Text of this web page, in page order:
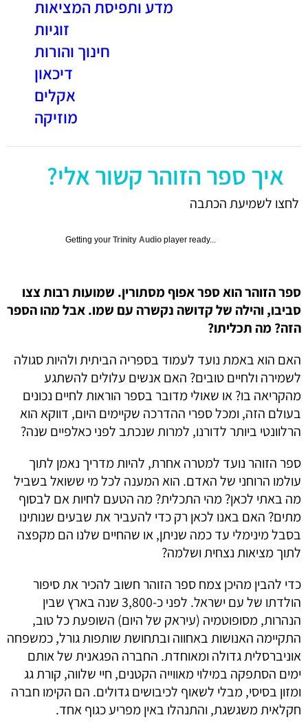
מדע ותפיסת המציאות
זוגיות
חינוך והורות
דיכאון
אקלים
מוזיקה
איך ספר הזוהר קשור אלי?
לחצו לשמיעת הכתבה
Getting your Trinity Audio player ready...
ספר הזוהר הוא ספר אפוף מסתורין. שמועות רבות צצו
סביבו, והילה של קדושה נקשרה עם שמו. אבל מהו הספר
הזה? מה תכליתו?
האם הוא באמת נועד לעמוד בספריה הביתית ולהיות סגולה
לשמירה ולחיים טובים? האם אנשים עלולים להשתגע
מהקריאה בו? או שאולי מדובר בספר הוראות לחיים נכונים
בעולם הזה, ומכל ספרי ההדרכה שקיימים היום, דווקא הוא
הרלוונטי ביותר לדורנו, למרות שנכתב לפני כאלפיים שנה?
ספר הזוהר נועד למטרה אחרת, להיות מדריך נאמן לתוך
עולמו הרוחני של האדם. הוא המענה לכל מי ששואל בשביל
מה באתי לכאן? מהי התכלית? מה הטעם לחיות אם לבסוף
מתים? האם באנו לכאן רק כדי להעביר את שבעים שנותינו
בסבל מינימלי עד כמה שניתן, או שהחיים שלנו הם מקפצה
לתוך מציאות נצחית ושלמה?
כדי להבין מהיכן צמח ספר הזוהר חשוב להכיר את סיפור
הולדתו של עם ישראל. לפני כ-3,800 שנה בארץ שבין
הנהרות, מסופוטמיה (עיראק של היום) השופעת כל טוב,
התקיימה האנושות באחווה ובתחושת שותפות גורל, כמשפחה
אוניברסלית גדולה ומאוחדת. החברה הפגאנית של אותם
ימים הסתפקה במילוי מאווייה הקטנים, חיי שלווה, קורת גג
ומזון בסיסי, מבלי לשאוף לכיבושים גדולים. הם הקימו חברה
חקלאית משגשגת, והתנהלו באין מפריע כגוף אחד.